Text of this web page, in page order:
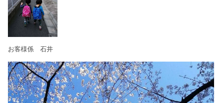
お客様係 石井